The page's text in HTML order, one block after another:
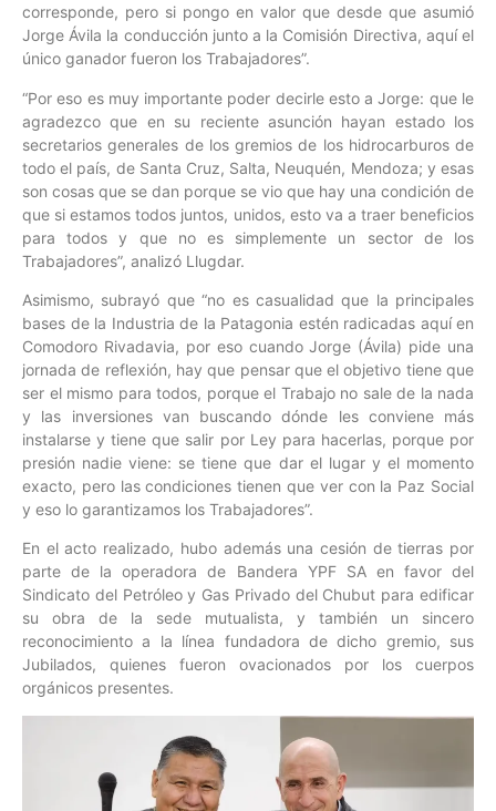
corresponde, pero si pongo en valor que desde que asumió
Jorge Ávila la conducción junto a la Comisión Directiva, aquí el
único ganador fueron los Trabajadores”.
“Por eso es muy importante poder decirle esto a Jorge: que le
agradezco que en su reciente asunción hayan estado los
secretarios generales de los gremios de los hidrocarburos de
todo el país, de Santa Cruz, Salta, Neuquén, Mendoza; y esas
son cosas que se dan porque se vio que hay una condición de
que si estamos todos juntos, unidos, esto va a traer beneficios
para todos y que no es simplemente un sector de los
Trabajadores”, analizó Llugdar.
Asimismo, subrayó que “no es casualidad que la principales
bases de la Industria de la Patagonia estén radicadas aquí en
Comodoro Rivadavia, por eso cuando Jorge (Ávila) pide una
jornada de reflexión, hay que pensar que el objetivo tiene que
ser el mismo para todos, porque el Trabajo no sale de la nada
y las inversiones van buscando dónde les conviene más
instalarse y tiene que salir por Ley para hacerlas, porque por
presión nadie viene: se tiene que dar el lugar y el momento
exacto, pero las condiciones tienen que ver con la Paz Social
y eso lo garantizamos los Trabajadores”.
En el acto realizado, hubo además una cesión de tierras por
parte de la operadora de Bandera YPF SA en favor del
Sindicato del Petróleo y Gas Privado del Chubut para edificar
su obra de la sede mutualista, y también un sincero
reconocimiento a la línea fundadora de dicho gremio, sus
Jubilados, quienes fueron ovacionados por los cuerpos
orgánicos presentes.